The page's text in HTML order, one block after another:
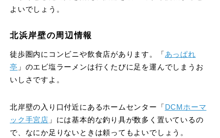
よいでしょう。
北浜岸壁の周辺情報
徒歩圏内にコンビニや飲食店があります。「 あっぱれ
亭 」のエビ塩ラーメンは行くたびに足を運んでしまうお
いしさですよ。
北岸壁の入り口付近にあるホームセンター「 DCMホーマ
ック手宮店 」には基本的な釣り具が数多く置いているの
で、なにか足りないときは頼ってもよいでしょう。